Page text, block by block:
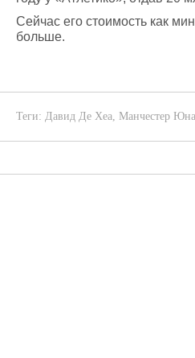
Сейчас его стоимость как
больше.
Теги: Давид Де Хеа, Манчестер